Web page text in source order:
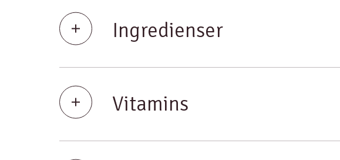
Ingredienser
Vitamins